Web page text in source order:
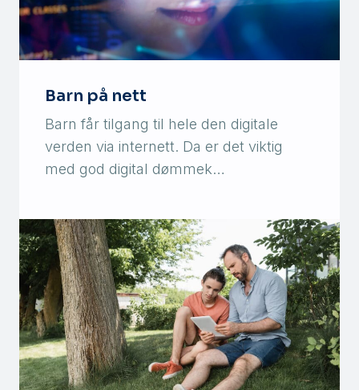
Barn på nett
Barn får tilgang til hele den digitale
verden via internett. Da er det viktig
med god digital dømmek…